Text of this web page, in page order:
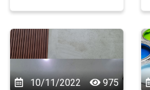
biết phải làm thế
Đừng lo, bài viết này
từ
Sonnhahaiphong.net
sẽ hướng dẫn bạn
10/11/2022 975